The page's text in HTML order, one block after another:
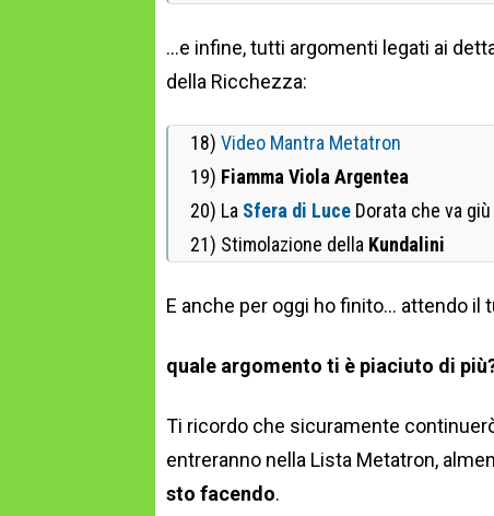
…e infine, tutti argomenti legati ai
della Ricchezza:
18) Video Mantra Metatron
19) Fiamma Viola Argentea
20) La Sfera di Luce Dorata che va
21) Stimolazione della Kundalini
E anche per oggi ho finito… attendo
quale argomento ti è piaciuto di
Ti ricordo che sicuramente
entreranno nella Lista Metatron,
sto facendo.